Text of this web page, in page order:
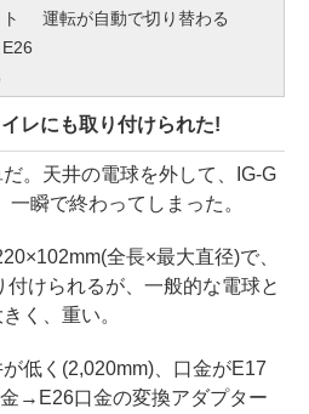
運転が自動で切り替わる
レにも取り付けられた!
。天井の電球を外して、IG-G
瞬で終わってしまった。
全長×最大直径)で、
けられるが、一般的な電球と
く、重い。
低く(2,020mm)、口金がE17
→E26口金の変換アダプター